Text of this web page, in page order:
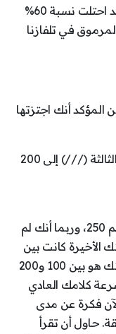
البرامج المستوردة في البلدان العربية فقد احتلت نسبة 60%
في تلفازنا
(/) إلى 100 كلمة ومن المؤكد أنك اجتزتها
تشير العلامة الثانية (//) إلى 150 كلمة والثالثة (///) إلى 200
والكلمة الأخيرة من الفقرة الثالثة هي برقم 250، وربما أنك لم
الأخيرة كانت بين
العلامة الأولى والثالثة، أي أن معدل سرعتك هو بين 100 و200
كلامك العادي
فكرة عن مدى
في الدقيقة. حاول أن تقرأ